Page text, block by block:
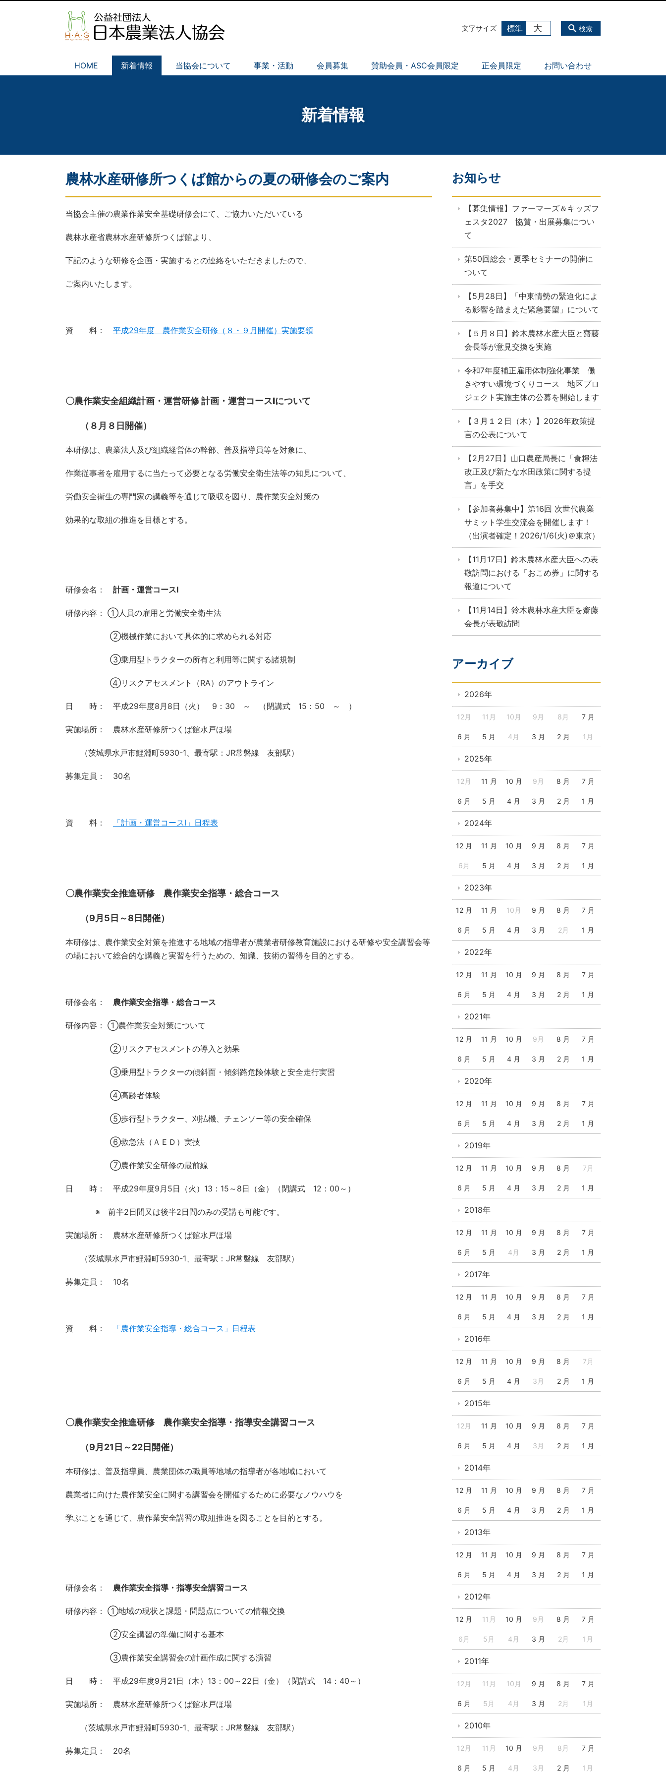
HOME 新着情報 当協会について 事業・活動 会員募集 賛助会員・ASC会員限定 正会員限定 お問い合わせ
検索
文字サイズ 標準 大
新着情報
農林水産研修所つくば館からの夏の研修会のご案内
当協会主催の農業作業安全基礎研修会にて、ご協力いただいている
農林水産省農林水産研修所つくば館より、
下記のような研修を企画・実施するとの連絡をいただきましたので、
ご案内いたします。
資 料： 平成29年度 農作業安全研修（８・９月開催）実施要領
〇農作業安全組織計画・運営研修計画・運営コースⅠについて
（８月８日開催）
本研修は、農業法人及び組織経営体の幹部、普及指導員等を対象に、
作業従事者を雇用するに当たって必要となる労働安全衛生法等の知見について、
労働安全衛生の専門家の講義等を通じて吸収を図り、農作業安全対策の
効果的な取組の推進を目標とする。
研修会名： 計画・運営コースⅠ
研修内容： ①人員の雇用と労働安全衛生法
②機械作業において具体的に求められる対応
➂乗用型トラクターの所有と利用等に関する諸規制
④リスクアセスメント（RA）のアウトライン
日 時： 平成29年度8月8日（火） 9：30 ～ （閉講式 15：50 ～ ）
実施場所： 農林水産研修所つくば館水戸ほ場
（茨城県水戸市鯉淵町5930-1、最寄駅：JR常磐線 友部駅）
募集定員： 30名
資 料： 「計画・運営コースⅠ」日程表
〇農作業安全推進研修 農作業安全指導・総合コース
（9月5日～8日開催）
本研修は、農作業安全対策を推進する地域の指導者が農業者研修教育施設における研修や安全講習会等
の場において総合的な講義と実習を行うための、知識、技術の習得を目的とする。
研修会名： 農作業安全指導・総合コース
研修内容： ①農作業安全対策について
②リスクアセスメントの導入と効果
➂乗用型トラクターの傾斜面・傾斜路危険体験と安全走行実習
④高齢者体験
⑤歩行型トラクター、刈払機、チェンソー等の安全確保
⑥救急法（ＡＥＤ）実技
➆農作業安全研修の最前線
日 時： 平成29年度9月5日（火）13：15～8日（金）（閉講式 12：00～）
※ 前半2日間又は後半2日間のみの受講も可能です。
実施場所： 農林水産研修所つくば館水戸ほ場
（茨城県水戸市鯉淵町5930-1、最寄駅：JR常磐線 友部駅）
募集定員： 10名
資 料： 「農作業安全指導・総合コース」日程表
〇農作業安全推進研修 農作業安全指導・指導安全講習コース
（9月21日～22日開催）
本研修は、普及指導員、農業団体の職員等地域の指導者が各地域において
農業者に向けた農作業安全に関する講習会を開催するために必要なノウハウを
学ぶことを通じて、農作業安全講習の取組推進を図ることを目的とする。
研修会名： 農作業安全指導・指導安全講習コース
研修内容： ①地域の現状と課題・問題点についての情報交換
②安全講習の準備に関する基本
➂農作業安全講習会の計画作成に関する演習
日 時： 平成29年度9月21日（木）13：00～22日（金）（閉講式 14：40～）
実施場所： 農林水産研修所つくば館水戸ほ場
（茨城県水戸市鯉淵町5930-1、最寄駅：JR常磐線 友部駅）
募集定員： 20名
お知らせ
【募集情報】ファーマーズ＆キッズフ
ェスタ2027 協賛・出展募集につい
て
第50回総会・夏季セミナーの開催に
ついて
【5月28日】「中東情勢の緊迫化によ
る影響を踏まえた緊急要望」について
【５月８日】鈴木農林水産大臣と齋藤
会長等が意見交換を実施
令和7年度補正雇用体制強化事業 働
きやすい環境づくりコース 地区プロ
ジェクト実施主体の公募を開始します
【３月１２日（木）】2026年政策提
言の公表について
【2月27日】山口農産局長に「食糧法
改正及び新たな水田政策に関する提
言」を手交
【参加者募集中】第16回 次世代農業
サミット学生交流会を開催します！
（出演者確定！2026/1/6(火)＠東京）
【11月17日】鈴木農林水産大臣への表
敬訪問における「おこめ券」に関する
報道について
【11月14日】鈴木農林水産大臣を齋藤
会長が表敬訪問
アーカイブ
2026年
12月 11月 10月 9月 8月 7 月
6 月 5 月 4月 3 月 2 月 1月
2025年
12月 11 月 10 月 9月 8 月 7 月
6 月 5 月 4 月 3 月 2 月 1 月
2024年
12 月 11 月 10 月 9 月 8 月 7 月
6月 5 月 4 月 3 月 2 月 1 月
2023年
12 月 11 月 10月 9 月 8 月 7 月
6 月 5 月 4 月 3 月 2月 1 月
2022年
12 月 11 月 10 月 9 月 8 月 7 月
6 月 5 月 4 月 3 月 2 月 1 月
2021年
12 月 11 月 10 月 9月 8 月 7 月
6 月 5 月 4 月 3 月 2 月 1 月
2020年
12 月 11 月 10 月 9 月 8 月 7 月
6 月 5 月 4 月 3 月 2 月 1 月
2019年
12 月 11 月 10 月 9 月 8 月 7月
6 月 5 月 4 月 3 月 2 月 1 月
2018年
12 月 11 月 10 月 9 月 8 月 7 月
6 月 5 月 4月 3 月 2 月 1 月
2017年
12 月 11 月 10 月 9 月 8 月 7 月
6 月 5 月 4 月 3 月 2 月 1 月
2016年
12 月 11 月 10 月 9 月 8 月 7月
6 月 5 月 4 月 3月 2 月 1 月
2015年
12月 11 月 10 月 9 月 8 月 7 月
6 月 5 月 4 月 3月 2 月 1 月
2014年
12 月 11 月 10 月 9 月 8 月 7 月
6 月 5 月 4 月 3 月 2 月 1 月
2013年
12 月 11 月 10 月 9 月 8 月 7 月
6 月 5 月 4 月 3 月 2 月 1 月
2012年
12 月 11月 10 月 9月 8 月 7 月
6月 5月 4月 3 月 2月 1月
2011年
12月 11月 10月 9 月 8 月 7 月
6 月 5月 4月 3 月 2月 1月
2010年
12月 11月 10 月 9月 8月 7 月
6 月 5 月 4月 3月 2 月 1月